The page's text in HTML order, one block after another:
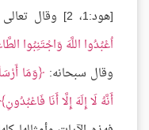
[هود:1، 2] وقال تعالى
اُعْبُدُوا اللَّهَ وَاجْتَنِبُوا
وقال سبحانه: وَمَا
أَنَّهُ لَا إِلَهَ إِلَّا أَنَا فَاعْبُدُونِ